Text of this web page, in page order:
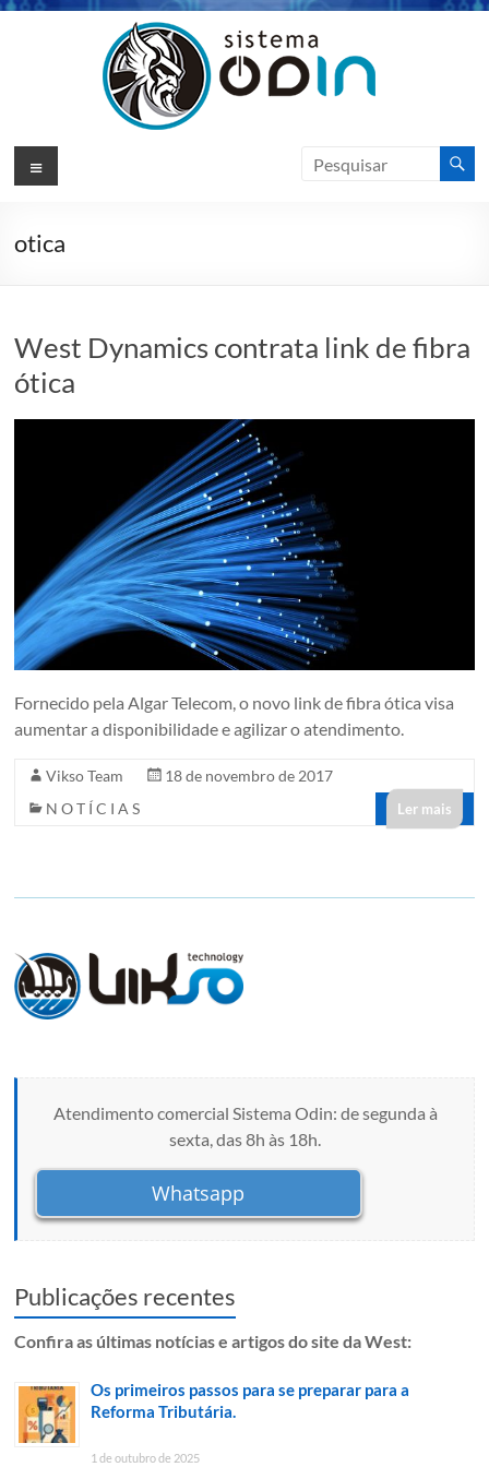
Sistema
ERP
Gestão
VIKSO
Menu
otica
West Dynamics contrata link de fibra
ótica
Fornecido pela Algar Telecom, o novo link de fibra ótica visa
aumentar a disponibilidade e agilizar o atendimento.
Vikso Team
18 de novembro de 2017
N O T Í C I A S
Ler mais
Atendimento comercial Sistema Odin: de segunda à
sexta, das 8h às 18h.
Whatsapp
Publicações recentes
Confira as últimas notícias e artigos do site da West:
Os primeiros passos para se preparar para a
Reforma Tributária.
1 de outubro de 2025